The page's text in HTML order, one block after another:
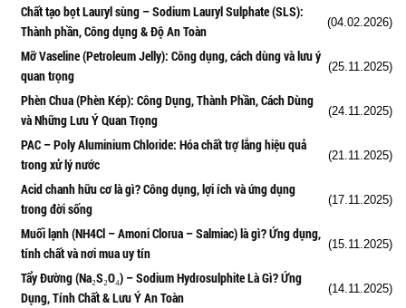
Chất tạo bọt Lauryl sùng – Sodium Lauryl Sulphate (SLS):
Thành phần, Công dụng & Độ An Toàn
(04.02.2026)
Mỡ Vaseline (Petroleum Jelly): Công dụng, cách dùng và lưu ý
quan trọng
(25.11.2025)
Phèn Chua (Phèn Kép): Công Dụng, Thành Phần, Cách Dùng
và Những Lưu Ý Quan Trọng
(24.11.2025)
PAC – Poly Aluminium Chloride: Hóa chất trợ lắng hiệu quả
trong xử lý nước
(21.11.2025)
Acid chanh hữu cơ là gì? Công dụng, lợi ích và ứng dụng
trong đời sống
(17.11.2025)
Muối lạnh (NH4Cl – Amoni Clorua – Salmiac) là gì? Ứng dụng,
tính chất và nơi mua uy tín
(15.11.2025)
Tẩy Đường (Na₂S₂O₄) – Sodium Hydrosulphite Là Gì? Ứng
Dụng, Tính Chất & Lưu Ý An Toàn
(14.11.2025)